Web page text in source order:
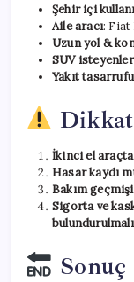
Şehir içi
Aile aracı: Fiat
Uzun yol &
SUV isteyenler
Yakıt tasarrufu
İkinci el
Hasar kaydı
Bakım
Sigorta ve
Sonuç